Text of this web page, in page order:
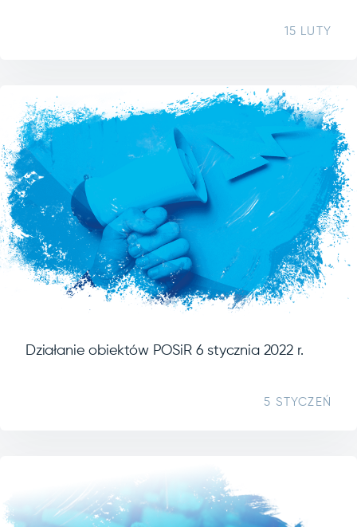
15 LUTY
Działanie obiektów POSiR 6 stycznia 2022 r.
5 STYCZEŃ